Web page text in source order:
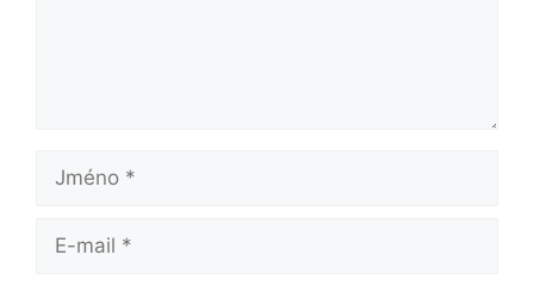
Jméno